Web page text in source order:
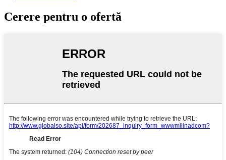
Cerere pentru o ofertă